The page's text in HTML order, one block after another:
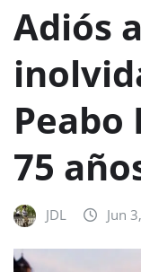
Adiós
Peabo
75
JDL Jun